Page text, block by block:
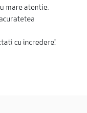
mare atentie.
cu incredere!